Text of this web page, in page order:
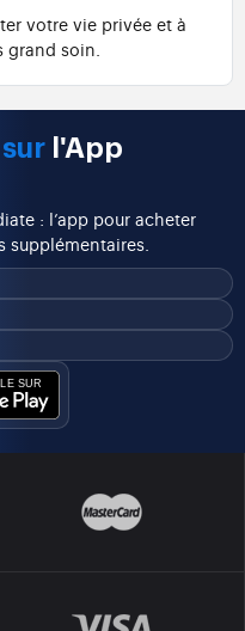
votre vie privée et à
soin.
l'App
: l’app pour acheter